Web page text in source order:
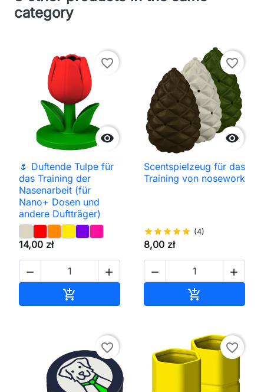
category

favorite_border
🌷 Duftende Tulpe für
das Training der
Nasenarbeit (für
Nano+ Dosen und
andere Duftträger)
14,00 zł
 


favorite_border
Scentspielzeug für das
Training von nosework
starstarstarstarstar (4)
8,00 zł
 

favorite_border favorite_border